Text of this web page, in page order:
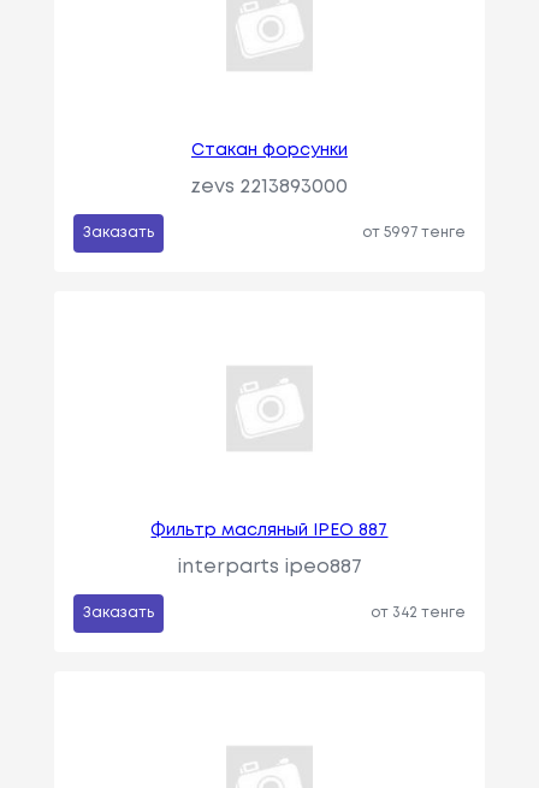
Стакан форсунки
zevs 2213893000
Заказать от 5997 тенге
Фильтр масляный IPEO 887
interparts ipeo887
Заказать от 342 тенге